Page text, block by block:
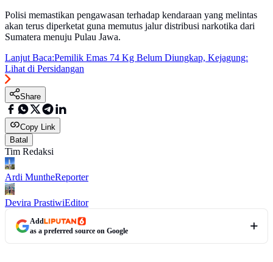
Polisi memastikan pengawasan terhadap kendaraan yang melintas
akan terus diperketat guna memutus jalur distribusi narkotika dari
Sumatera menuju Pulau Jawa.
Lanjut Baca:Pemilik Emas 74 Kg Belum Diungkap, Kejagung:
Lihat di Persidangan
Share
Copy Link
Batal
Tim Redaksi
Ardi MuntheReporter
Devira PrastiwiEditor
Add
as a preferred source on Google